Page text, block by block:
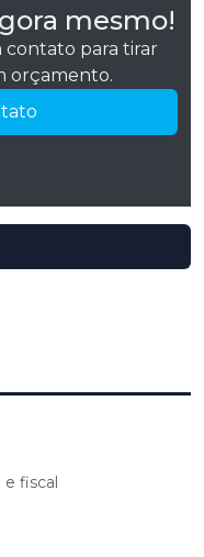
mesmo!
para tirar
orçamento.
e fiscal